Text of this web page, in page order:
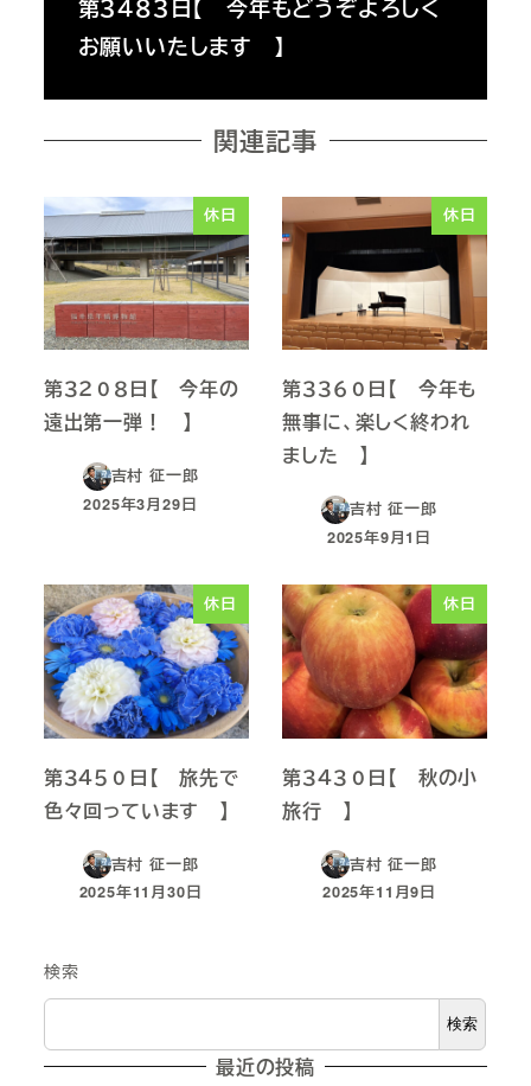
第３４８３日【 今年もどうぞよろしく
お願いいたします 】
関連記事
休日
第３２０８日【 今年の
遠出第一弾！ 】
吉村 征一郎
投稿日
2025年3月29日
休日
第３３６０日【 今年も
無事に、楽しく終われ
ました 】
吉村 征一郎
投稿日
2025年9月1日
休日
第３４５０日【 旅先で
色々回っています 】
吉村 征一郎
投稿日
2025年11月30日
休日
第３４３０日【 秋の小
旅行 】
吉村 征一郎
投稿日
2025年11月9日
検索
検索
最近の投稿